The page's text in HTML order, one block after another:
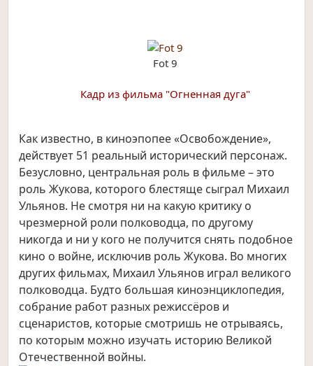
Fot 9
Кадр из фильма "Огненная дуга"
Как известно, в киноэпопее «Освобождение»,
действует 51 реальный исторический персонаж.
Безусловно, центральная роль в фильме – это
роль Жукова, которого блестяще сыграл Михаил
Ульянов. Не смотря ни на какую критику о
чрезмерной роли полководца, по другому
никогда и ни у кого не получится снять подобное
кино о войне, исключив роль Жукова. Во многих
других фильмах, Михаил Ульянов играл великого
полководца. Будто большая киноэнциклопедия,
собрание работ разных режиссёров и
сценаристов, которые смотришь не отрываясь,
по которым можно изучать историю Великой
Отечественной войны.